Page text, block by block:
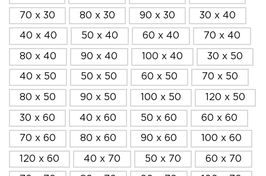
70 x 30 80 x 30 90 x 30 30 x 40
40 x 40 50 x 40 60 x 40 70 x 40
80 x 40 90 x 40 100 x 40 30 x 50
40 x 50 50 x 50 60 x 50 70 x 50
80 x 50 90 x 50 100 x 50 120 x 50
30 x 60 40 x 60 50 x 60 60 x 60
70 x 60 80 x 60 90 x 60 100 x 60
120 x 60 40 x 70 50 x 70 60 x 70